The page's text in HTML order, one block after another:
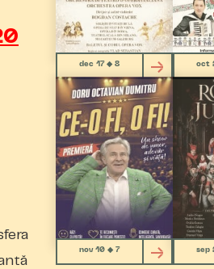
dec 17 ◆ 8 oct
nov 10 ◆ 7 sep